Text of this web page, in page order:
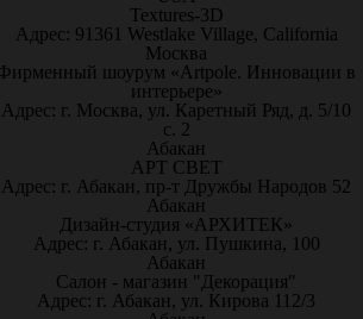
Textures-3D
Адрес: 91361 Westlake Village, California
Москва
шоурум «Artpole. Инновации в
интерьере»
Адрес: г. Москва, ул. Каретный Ряд, д. 5/10
с. 2
Абакан
АРТ СВЕТ
Адрес: г. Абакан, пр-т Дружбы Народов 52
Абакан
Дизайн-студия «АРХИТЕК»
Адрес: г. Абакан, ул. Пушкина, 100
Абакан
Салон - магазин "Декорация"
Адрес: г. Абакан, ул. Кирова 112/3